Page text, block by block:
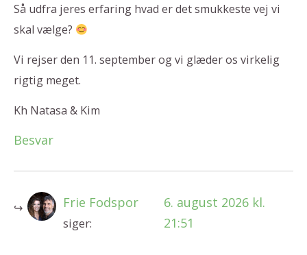
Så udfra jeres erfaring hvad er det smukkeste vej vi
skal vælge?
Vi rejser den 11. september og vi glæder os virkelig
rigtig meget.
Kh Natasa & Kim
Besvar
Frie Fodspor
siger:
6. august 2026 kl.
21:51